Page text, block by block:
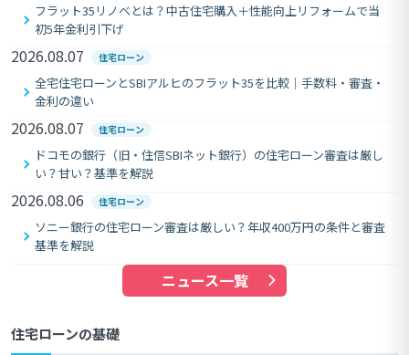
フラット35リノベとは？中古住宅購入＋性能向上リフォームで当
初5年金利引下げ
2026.08.07 住宅ローン
全宅住宅ローンとSBIアルヒのフラット35を比較｜手数料・審査・
金利の違い
2026.08.07 住宅ローン
ドコモの銀行（旧・住信SBIネット銀行）の住宅ローン審査は厳し
い？甘い？基準を解説
2026.08.06 住宅ローン
ソニー銀行の住宅ローン審査は厳しい？年収400万円の条件と審査
基準を解説
ニュース一覧
住宅ローンの基礎